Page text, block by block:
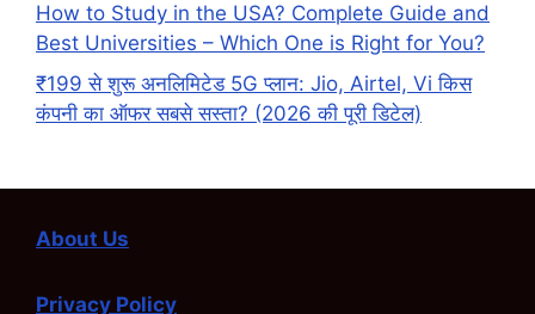
How to Study in the USA? Complete Guide and
Best Universities – Which One is Right for You?
₹199 से शुरू अनलिमिटेड 5G प्लान: Jio, Airtel, Vi किस
कंपनी का ऑफर सबसे सस्ता? (2026 की पूरी डिटेल)
About Us
Privacy Policy